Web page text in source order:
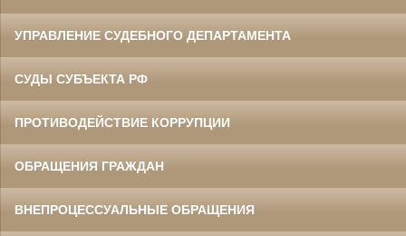
УПРАВЛЕНИЕ СУДЕБНОГО ДЕПАРТАМЕНТА
СУДЫ СУБЪЕКТА РФ
ПРОТИВОДЕЙСТВИЕ КОРРУПЦИИ
ОБРАЩЕНИЯ ГРАЖДАН
ВНЕПРОЦЕССУАЛЬНЫЕ ОБРАЩЕНИЯ